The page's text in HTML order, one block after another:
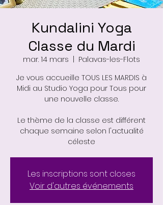
Kundalini Yoga
Classe du Mardi
mar. 14 mars
Palavas-les-Flots
Je vous accueille TOUS LES MARDIS à
Midi au Studio Yoga pour Tous pour
une nouvelle classe.
Le thème de la classe est différent
chaque semaine selon l'actualité
Les inscriptions sont closes
Voir d'autres événements